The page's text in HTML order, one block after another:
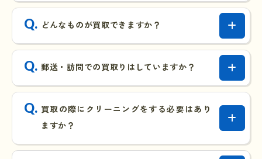
どんなものが買取できますか？
郵送・訪問での買取りはしていますか？
買取の際にクリーニングをする必要はあり
ますか？